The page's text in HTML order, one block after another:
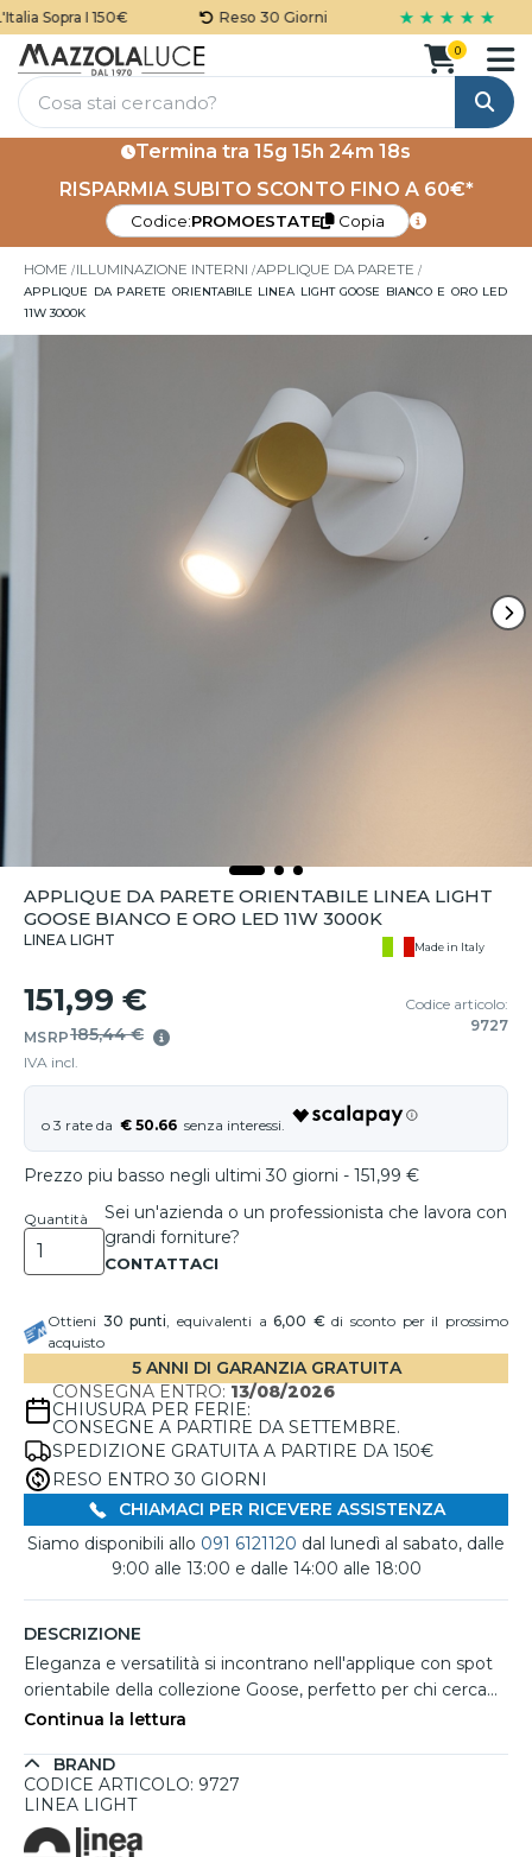
Sopra I 150€ Reso 30 Giorni ★ ★ ★ ★ ★
Cerca
0
Termina tra 15g 15h 24m 18s
RISPARMIA SUBITO SCONTO FINO A 60€*
Codice:PROMOESTATE Copia
HOME ILLUMINAZIONE INTERNI APPLIQUE DA PARETE
APPLIQUE DA PARETE ORIENTABILE LINEA LIGHT GOOSE BIANCO E ORO LED
11W 3000K
APPLIQUE DA PARETE ORIENTABILE LINEA LIGHT
GOOSE BIANCO E ORO LED 11W 3000K
LINEA LIGHT Made in Italy
151,99 €
MSRP185,44 €
IVA incl.
Codice articolo:
9727
€ 50.66
Prezzo piu basso negli ultimi 30 giorni - 151,99 €
Quantità
Sei un'azienda o un professionista che lavora con
grandi forniture?
Ottieni 30 punti, equivalenti a6,00 €di sconto per il prossimo
acquisto
5 ANNI DI GARANZIA GRATUITA
CONSEGNA ENTRO: 13/08/2026
CHIUSURA PER FERIE:
CONSEGNE A PARTIRE DA SETTEMBRE.
SPEDIZIONE GRATUITA A PARTIRE DA 150€
RESO ENTRO 30 GIORNI
CHIAMACI PER RICEVERE ASSISTENZA
Siamo disponibili allo 091 6121120 dal lunedì al sabato, dalle
9:00 alle 13:00 e dalle 14:00 alle 18:00
DESCRIZIONE
Eleganza e versatilità si incontrano nell'applique con spot
orientabile della collezione Goose, perfetto per chi cerca
un’illuminazione mirata e raffinata. Il design moderno,
bianca e dettagli dorati, si adatta armoniosamente a
qualsiasi ambiente indoor. Dotato di una sorgente LED da
luce calda e uniforme, ideale per valorizzare dettagli
Continua la lettura
BRAND
CODICE ARTICOLO: 9727
LINEA LIGHT